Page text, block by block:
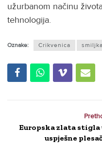
užurbanom načinu
tehnologija.
Oznake: Crikvenica smiljka
Europska zlata
uspješne